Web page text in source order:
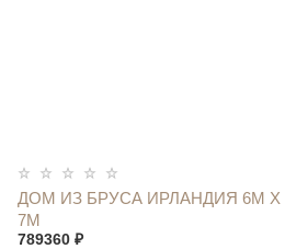
ДОМ ИЗ БРУСА ИРЛАНДИЯ 6М Х
7М
789360 ₽
КУПИТЬ